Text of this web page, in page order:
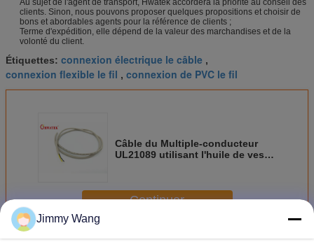
clients. Sinon, nous pouvons proposer quelques propositions et choisir de
bons et abordables agents pour la référence de clients ;
Terme d'expédition, elle dépend de la valeur des marchandises et de la
volonté du client.
Étiquettes: connexion électrique le câble ,
connexion flexible le fil , connexion de PVC le fil
Câble du Multiple-conducteur
UL21089 utilisant l'huile de veste
Continuer
PlusConnexion le fil
Jimmy Wang